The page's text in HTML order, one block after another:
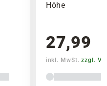
Höhe
27,99
inkl. MwSt.zzgl.